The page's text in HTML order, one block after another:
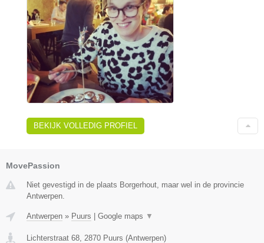
BEKIJK VOLLEDIG PROFIEL
MovePassion
Niet gevestigd in de plaats Borgerhout, maar wel in de provincie
Antwerpen.
Antwerpen » Puurs | Google maps ▼
Lichterstraat 68 2870 Puurs (Antwerpen)